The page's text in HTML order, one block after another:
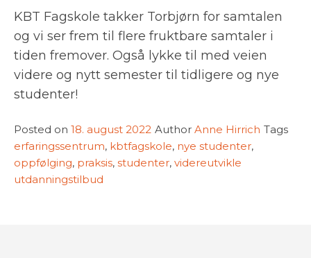
KBT Fagskole takker Torbjørn for samtalen
og vi ser frem til flere fruktbare samtaler i
tiden fremover. Også lykke til med veien
videre og nytt semester til tidligere og nye
studenter!
Posted on 18. august 2022 Author Anne Hirrich Tags
erfaringssentrum, kbtfagskole, nye studenter,
oppfølging, praksis, studenter, videreutvikle
utdanningstilbud